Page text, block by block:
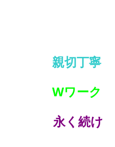
親切丁寧
Wワーク
け